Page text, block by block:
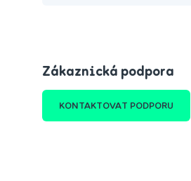
Zákaznická podpora
KONTAKTOVAT PODPORU